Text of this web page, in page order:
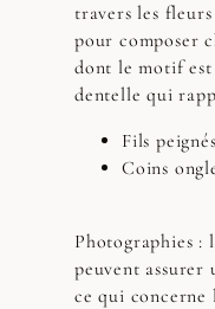
travers les
pour composer
dont le motif est
dentelle qui
Fils
Coins
Photographies :
peuvent
ce qui concerne